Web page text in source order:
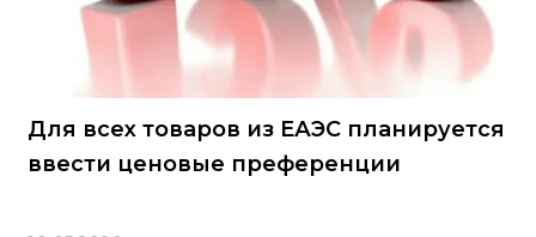
Для всех товаров из ЕАЭС планируется
ввести ценовые преференции